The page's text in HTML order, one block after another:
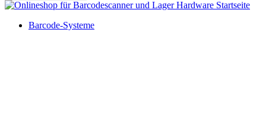
Barcode-Systeme